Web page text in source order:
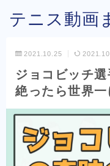
テニス動画
2021.10.25
ジョコビッチ
絶ったら世界一